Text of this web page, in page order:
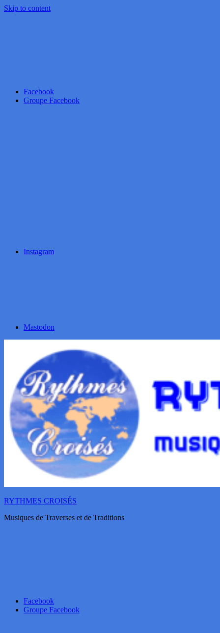
Skip to content
Facebook
Groupe Facebook
Instagram
Mastodon
RYTHMES CROISÉS
Musiques de Traverses et de Traditions
Facebook
Groupe Facebook